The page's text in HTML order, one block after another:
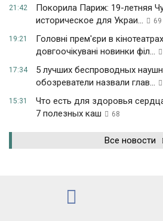
21:42
Покорила Париж: 19-летняя
историческое для Украи...
69
19:21
Головні прем'єри в
довгоочікувані новинки філ...
17:34
5 лучших беспроводных
обозреватели назвали глав...
15:31
Что есть для здоровья
7 полезных каш
68
Все новости